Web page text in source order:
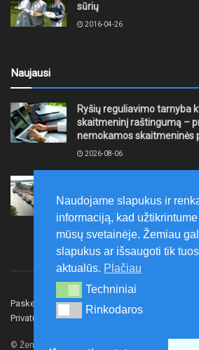
sūrių
2016-04-26
Naujausi
Ryšių reguliavimo tarnyba
skaitmeninį raštingumą –
nemokamos skaitmeninės
2026-08-06
Klaipėdoje juda į priekį
2026-08-06
Paskelbk naujieną Rašyti redakcijai
Privatumo politika
© Žemaitijos gidas.
Naudojame slapukus ir
informaciją, kad
mūsų svetainėje. Žemiau
slapukus ar išsaugoti tik
aktualūs. Plačiau
Techniniai
Techniniai
Rinkodaros
Rinkodaros